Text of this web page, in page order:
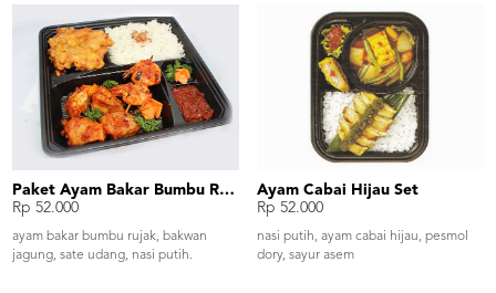
Paket Ayam Bakar Bumbu Rujak (pkt c)
Rp 52.000
ayam bakar bumbu rujak, bakwan
jagung, sate udang, nasi putih.
Ayam Cabai Hijau Set
Rp 52.000
nasi putih, ayam cabai hijau, pesmol
dory, sayur asem